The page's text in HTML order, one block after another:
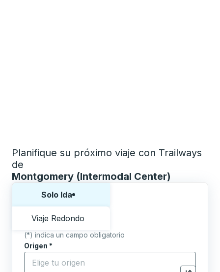
Planifique su próximo viaje con Trailways
de
Montgomery (Intermodal Center)
Solo Ida
Viaje Redondo
(*) indica un campo obligatorio
Origen *
Comience a escribir la ciudad de origen para abrir
Destino *